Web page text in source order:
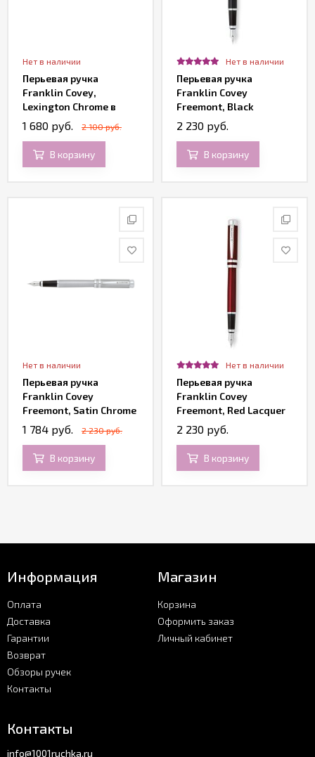
Нет в наличии
Перьевая ручка
Franklin Covey,
Lexington Chrome в
подарочной упаковке
1 680 руб. 2 100 руб.
В корзину
Нет в наличии
Перьевая ручка
Franklin Covey
Freemont, Black
Lacquer
2 230 руб.
В корзину
Нет в наличии
Перьевая ручка
Franklin Covey
Freemont, Satin Chrome
Lacquer
1 784 руб. 2 230 руб.
В корзину
Нет в наличии
Перьевая ручка
Franklin Covey
Freemont, Red Lacquer
2 230 руб.
В корзину
Информация
Оплата
Доставка
Гарантии
Возврат
Обзоры ручек
Контакты
Магазин
Корзина
Оформить заказ
Личный кабинет
Контакты
info@1001ruchka.ru